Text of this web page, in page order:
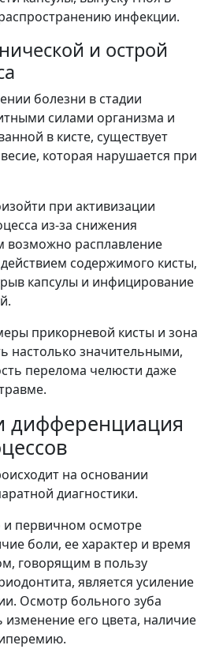
инфекции.
и острой
болезни в стадии
силами организма и
в кисте, существует
которая нарушается при
при активизации
из-за снижения
возможно расплавление
содержимого кисты,
капсулы и инфицирование
прикорневой кисты и зона
настолько значительными,
перелома челюсти даже
дифференциация
на основании
диагностики.
первичном осмотре
боли, ее характер и время
говорящим в пользу
является усиление
Осмотр больного зуба
изменение его цвета, наличие